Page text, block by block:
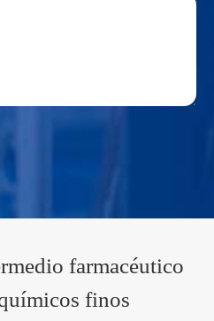
farmacéutico
finos